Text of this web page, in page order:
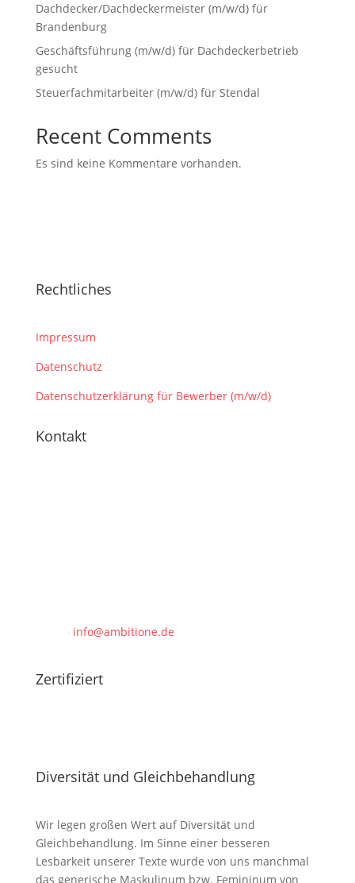
Dachdecker/Dachdeckermeister (m/w/d) für
Brandenburg
Geschäftsführung (m/w/d) für Dachdeckerbetrieb
gesucht
Steuerfachmitarbeiter (m/w/d) für Stendal
Recent Comments
Es sind keine Kommentare vorhanden.
Rechtliches
Impressum
Datenschutz
Datenschutzerklärung für Bewerber (m/w/d)
Kontakt
info@ambitione.de
Zertifiziert
Diversität und Gleichbehandlung
Wir legen großen Wert auf Diversität und
Gleichbehandlung. Im Sinne einer besseren
Lesbarkeit unserer Texte wurde von uns manchmal
das generische Maskulinum bzw. Femininum von